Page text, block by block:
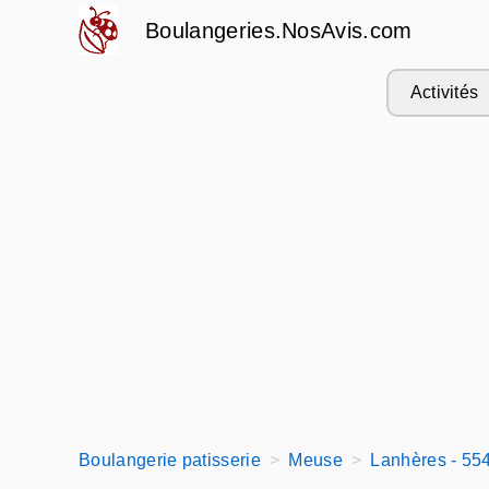
Boulangeries.NosAvis.com
Activités
Boulangerie patisserie Meuse Lanhères -